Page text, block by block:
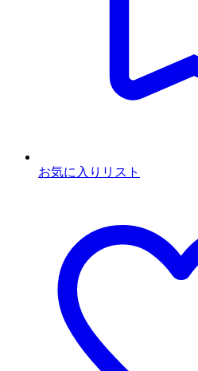
お気に入りリスト